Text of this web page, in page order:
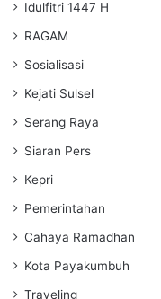
Idulfitri 1447 H
RAGAM
Sosialisasi
Kejati Sulsel
Serang Raya
Siaran Pers
Kepri
Pemerintahan
Cahaya Ramadhan
Kota Payakumbuh
Traveling